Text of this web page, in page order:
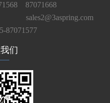
87071668
sales2@3aspring.com
87071577
们